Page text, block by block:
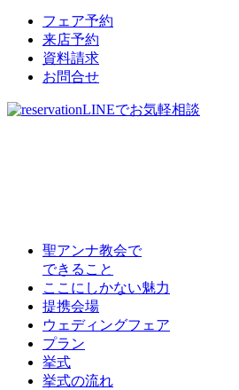
フェア予約
来店予約
資料請求
お問合せ
LINEでお気軽相談
聖アンナ教会で
できること
ここにしかない魅力
提携会場
ウェディングフェア
プラン
挙式
挙式の流れ